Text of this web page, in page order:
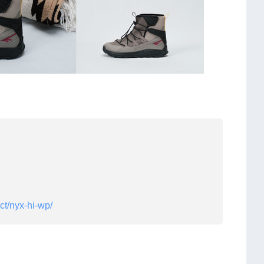
nyx-hi-wp/